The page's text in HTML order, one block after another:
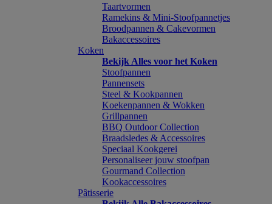
Taartvormen
Ramekins & Mini-Stoofpannetjes
Broodpannen & Cakevormen
Bakaccessoires
Koken
Bekijk Alles voor het Koken
Stoofpannen
Pannensets
Steel & Kookpannen
Koekenpannen & Wokken
Grillpannen
BBQ Outdoor Collection
Braadsledes & Accessoires
Speciaal Kookgerei
Personaliseer jouw stoofpan
Gourmand Collection
Kookaccessoires
Pâtisserie